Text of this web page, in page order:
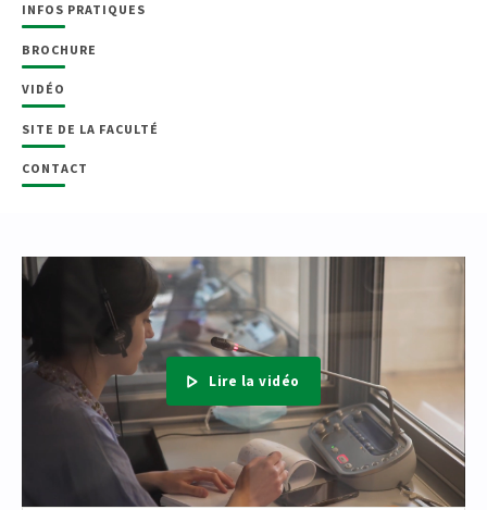
INFOS PRATIQUES
BROCHURE
VIDÉO
SITE DE LA FACULTÉ
CONTACT
Lire la vidéo